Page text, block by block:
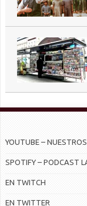
YOUTUBE –
SPOTIFY – PODCAST
EN TWITCH
EN TWITTER